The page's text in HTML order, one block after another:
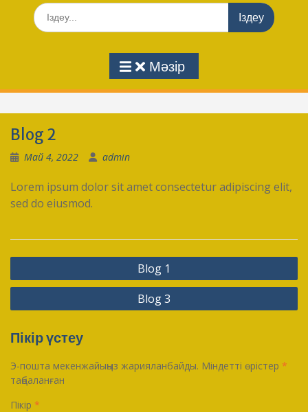
Іздеу
Мәзір
Blog 2
Май 4, 2022 admin
Lorem ipsum dolor sit amet consectetur adipiscing elit,
sed do eiusmod.
Жазба
навигациясы
Blog 1
Blog 3
Пікір үстеу
Э-пошта мекенжайыңыз жарияланбайды. Міндетті өрістер *
таңбаланған
Пікір *